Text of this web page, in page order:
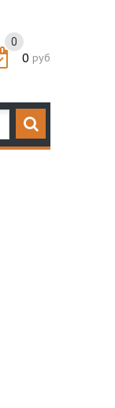
0
0 руб